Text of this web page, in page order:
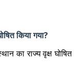
किया गया?
का राज्य वृक्ष घोषित